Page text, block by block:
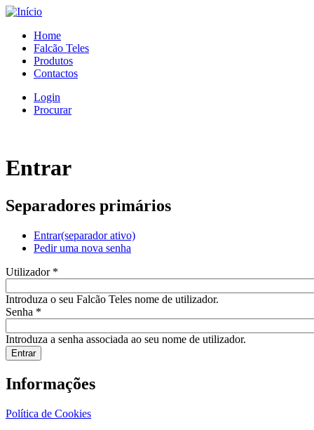
Home
Falcão Teles
Produtos
Contactos
Login
Procurar
Entrar
Separadores primários
Entrar(separador ativo)
Pedir uma nova senha
Utilizador *
Introduza o seu Falcão Teles nome de utilizador.
Senha *
Introduza a senha associada ao seu nome de utilizador.
Informações
Política de Cookies